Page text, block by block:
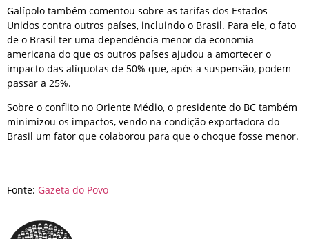
Galípolo também comentou sobre as tarifas dos Estados
Unidos contra outros países, incluindo o Brasil. Para ele, o fato
de o Brasil ter uma dependência menor da economia
americana do que os outros países ajudou a amortecer o
impacto das alíquotas de 50% que, após a suspensão, podem
passar a 25%.
Sobre o conflito no Oriente Médio, o presidente do BC também
minimizou os impactos, vendo na condição exportadora do
Brasil um fator que colaborou para que o choque fosse menor.
Fonte: Gazeta do Povo